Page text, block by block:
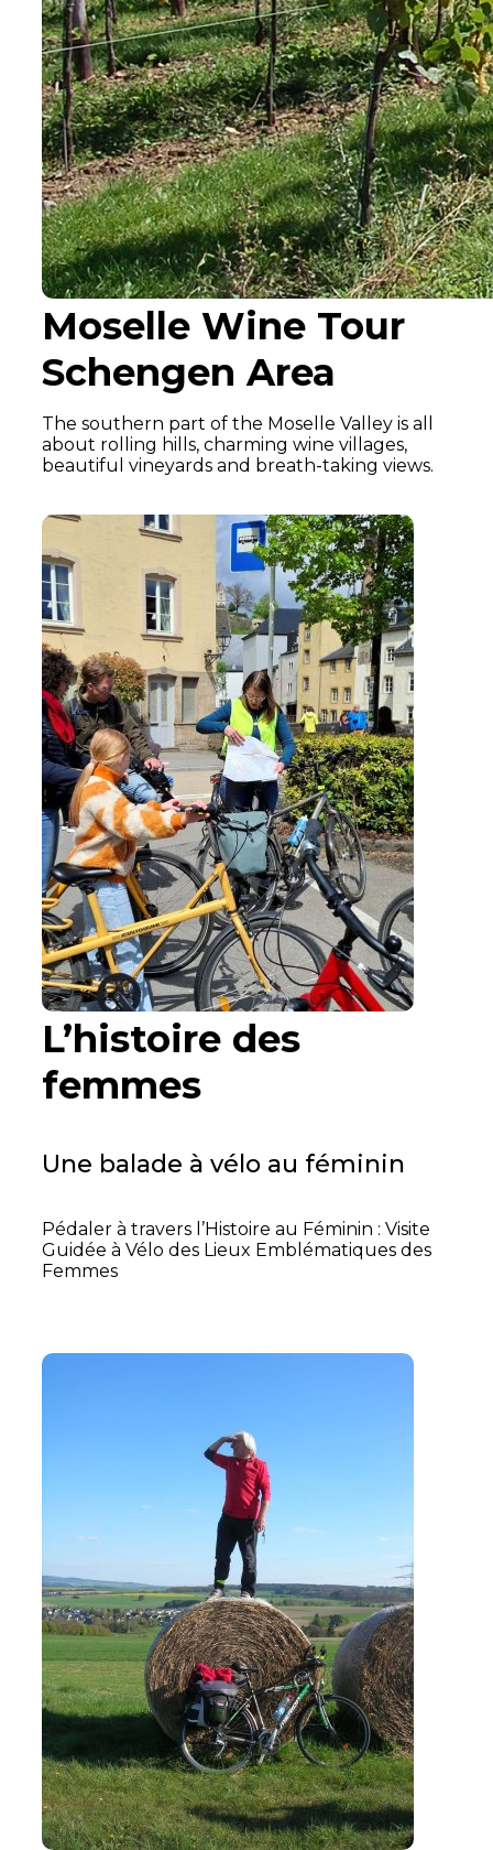
Moselle Wine Tour
Schengen Area
The southern part of the Moselle Valley is all
about rolling hills, charming wine villages,
beautiful vineyards and breath-taking views.
L’histoire des
femmes
Une balade à vélo au féminin
Pédaler à travers l’Histoire au Féminin : Visite
Guidée à Vélo des Lieux Emblématiques des
Femmes